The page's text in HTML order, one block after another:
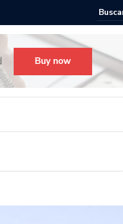
para el Festival Desfile Día